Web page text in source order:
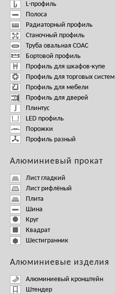
L-профиль
Полоса
Радиаторный профиль
Станочный профиль
Труба овальная СОАС
Бортовой профиль
Профиль для шкафов-купе
Профиль для торговых систем
Профиль для мебели
Профиль для дверей
Плинтус
LED профиль
Порожки
Профиль разный
Алюминиевый прокат
Лист гладкий
Лист рифлёный
Плита
Шина
Круг
Квадрат
Шестигранник
Алюминиевые изделия
Алюминиевый кронштейн
Штендер